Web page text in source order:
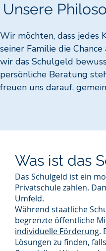
Unsere
Wir möchten, dass jedes
seiner Familie die
wir das Schulgeld
persönliche Beratung
freuen uns darauf,
Was ist das
Das Schulgeld ist ein
Privatschule zahlen.
Umfeld.
Während staatliche
begrenzte öffentliche
individuelle Förderung.
Lösungen zu finden,